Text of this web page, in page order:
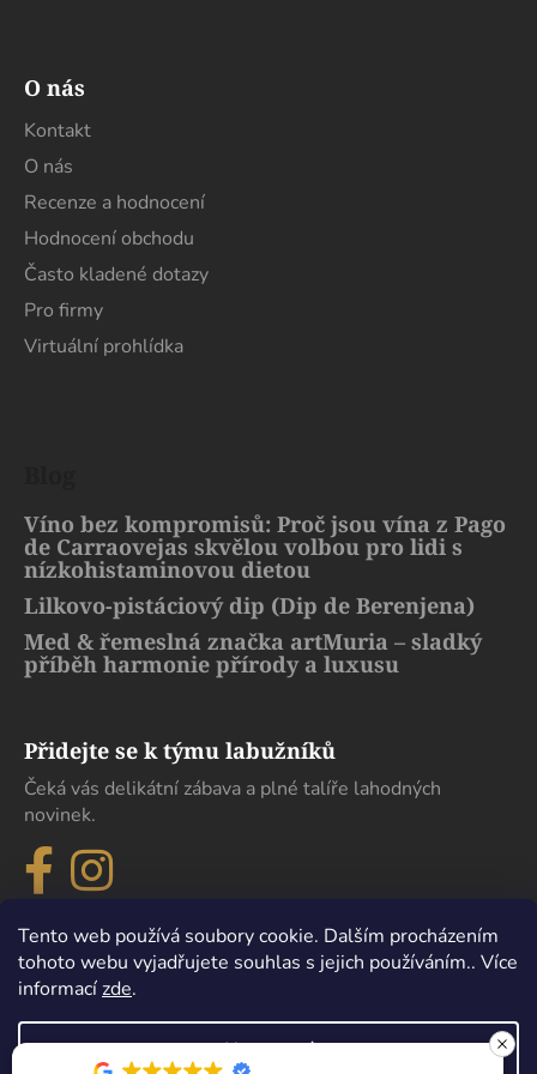
Tento web používá soubory cookie. Dalším procházením
tohoto webu vyjadřujete souhlas s jejich používáním.. Více
informacízde.
Nastavení
O nás
Kontakt
O nás
Recenze a hodnocení
Hodnocení obchodu
Často kladené dotazy
Pro firmy
Virtuální prohlídka
Víno bez kompromisů: Proč jsou vína z Pago
de Carraovejas skvělou volbou pro lidi s
nízkohistaminovou dietou
Lilkovo-pistáciový dip (Dip de Berenjena)
Med & řemeslná značka artMuria – sladký
příběh harmonie přírody a luxusu
Přidejte se k týmu labužníků
Čeká vás delikátní zábava a plné talíře lahodných
novinek.